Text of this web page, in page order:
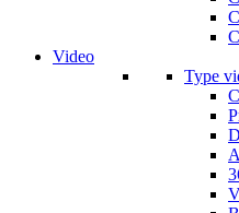
Video
Type